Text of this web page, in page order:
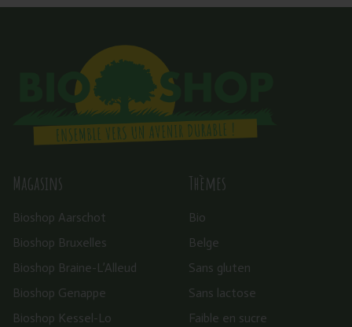
Magasins
Bioshop Aarschot
Bioshop Bruxelles
Bioshop Braine-L’Alleud
Bioshop Genappe
Bioshop Kessel-Lo
Thèmes
Bio
Belge
Sans gluten
Sans lactose
Faible en sucre